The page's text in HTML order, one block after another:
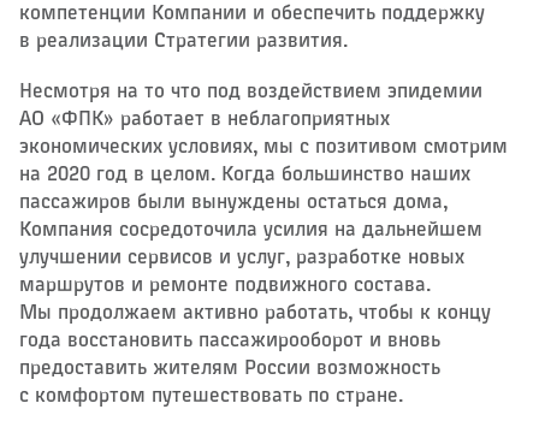
компетенции Компании и обеспечить поддержку
в реализации Стратегии развития.
Несмотря на то что под воздействием эпидемии
АО «ФПК» работает в неблагоприятных
экономических условиях, мы с позитивом смотрим
на 2020 год в целом. Когда большинство наших
пассажиров были вынуждены остаться дома,
Компания сосредоточила усилия на дальнейшем
улучшении сервисов и услуг, разработке новых
маршрутов и ремонте подвижного состава.
Мы продолжаем активно работать, чтобы к концу
года восстановить пассажирооборот и вновь
предоставить жителям России возможность
с комфортом путешествовать по стране.